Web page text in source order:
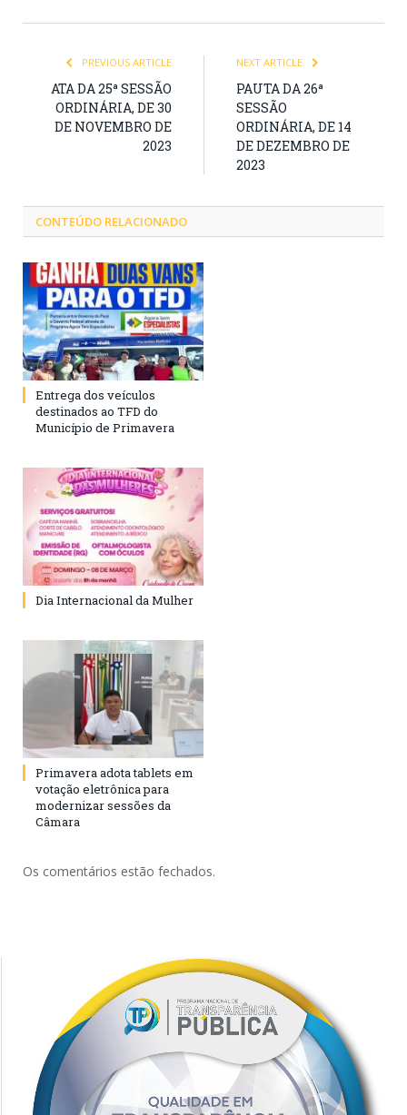
PREVIOUS ARTICLE
ATA DA 25ª SESSÃO
ORDINÁRIA, DE 30
DE NOVEMBRO DE
2023
NEXT ARTICLE
PAUTA DA 26ª
SESSÃO
ORDINÁRIA, DE 14
DE DEZEMBRO DE
2023
CONTEÚDO RELACIONADO
Entrega dos veículos
destinados ao TFD do
Município de Primavera
Dia Internacional da Mulher
Primavera adota tablets em
votação eletrônica para
modernizar sessões da
Câmara
Os comentários estão fechados.